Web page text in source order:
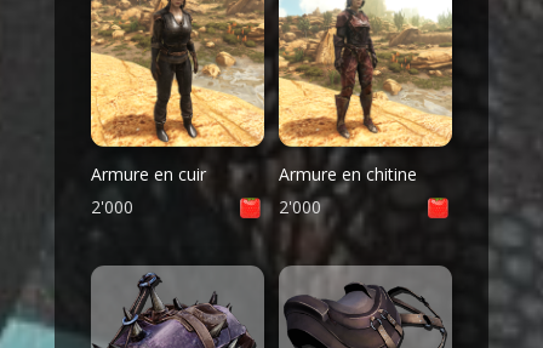
Armure en cuir
2'000
Armure en chitine
2'000